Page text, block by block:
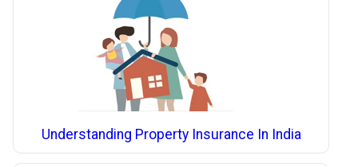
Understanding Property Insurance In India